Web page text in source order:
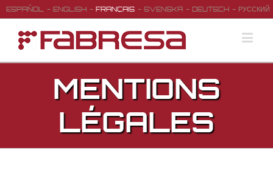
ESPAÑOL ENGLISH FRANÇAIS SVENSKA DEUTSCH РУССКИЙ
MENTIONS
LÉGALES